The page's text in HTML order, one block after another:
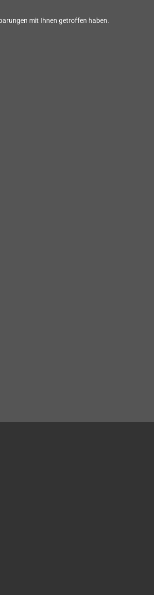
mit Ihnen getroffen haben.